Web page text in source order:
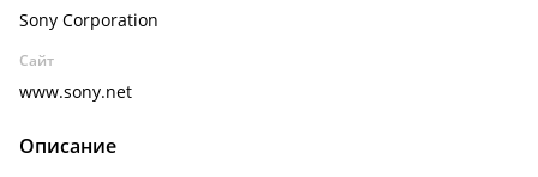
Sony Corporation
Сайт
www.sony.net
Описание